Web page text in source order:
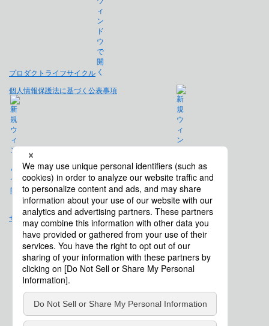
プロダクトライフサイクル
個人情報保護法に基づく公表事項
免責事項
サイトマップ
会社概要